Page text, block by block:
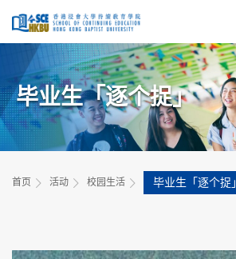
容
要
内
容
毕业生「逐个捉」
首页 活动 校园生活 毕业生「逐个捉」